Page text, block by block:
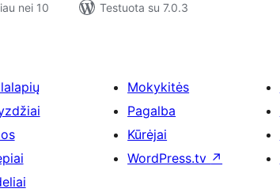
nei 10
Testuota su 7.0.3
Mokykitės
Pagalba
Kūrėjai
WordPress.tv ↗